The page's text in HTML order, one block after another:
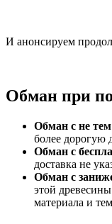
И анонсируем
Обман при
Обман с не
более дорогую
Обман с
доставка не
Обман с
этой
материала и